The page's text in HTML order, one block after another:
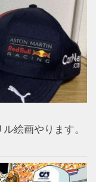
絵画やります。